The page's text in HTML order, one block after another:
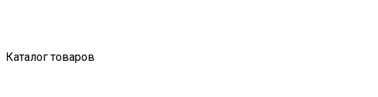
Каталог товаров